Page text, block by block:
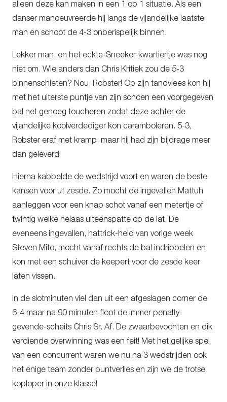
alleen deze kan maken in een 1 op 1 situatie. Als een
danser manoeuvreerde hij langs de vijandelijke laatste
man en schoot de 4-3 onberispelijk binnen.
Lekker man, en het eckte-Sneeker-kwartiertje was nog
niet om. Wie anders dan Chris Kritiek zou de 5-3
binnenschieten? Nou, Robster! Op zijn tandvlees kon hij
met het uiterste puntje van zijn schoen een voorgegeven
bal net genoeg toucheren zodat deze achter de
vijandelijke koolverdediger kon caramboleren. 5-3,
Robster eraf met kramp, maar hij had zijn bijdrage meer
dan geleverd!
Hierna kabbelde de wedstrijd voort en waren de beste
kansen voor ut zesde. Zo mocht de ingevallen Mattuh
aanleggen voor een knap schot vanaf een metertje of
twintig welke helaas uiteenspatte op de lat. De
eveneens ingevallen, hattrick-held van vorige week
Steven Mito, mocht vanaf rechts de bal indribbelen en
kon met een schuiver de keepert voor de zesde keer
laten vissen.
In de slotminuten viel dan uit een afgeslagen corner de
6-4 maar na 90 minuten floot de immer penalty-
gevende-scheits Chris Sr. Af. De zwaarbevochten en dik
verdiende overwinning was een feit! Met het gelijke spel
van een concurrent waren we nu na 3 wedstrijden ook
het enige team zonder puntverlies en zijn we de trotse
koploper in onze klasse!